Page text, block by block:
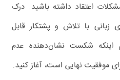
اعتقاد داشته باشید. درک
با تلاش و پشتکار قابل
اینکه شکست نشان‌دهنده عدم
موفقیت نهایی است، آغاز کنید.